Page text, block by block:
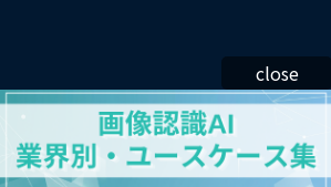
close